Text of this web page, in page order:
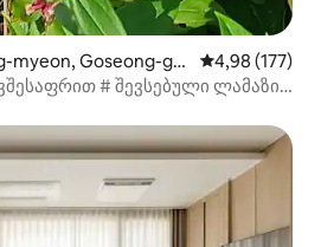
myeon, Goseong-gu
საშუალო
4,98 (177)
# შევსებული ლამაზი